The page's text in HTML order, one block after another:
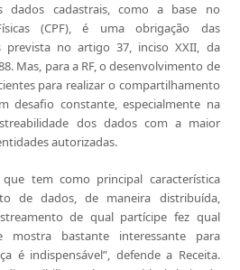
dados cadastrais, como a base no
(CPF), é uma obrigação das
prevista no artigo 37, inciso XXII, da
Mas, para a RF, o desenvolvimento de
para realizar o compartilhamento
desafio constante, especialmente na
dos dados com a maior
autorizadas.
que tem como principal característica
de dados, de maneira distribuída,
de qual partícipe fez qual
mostra bastante interessante para
é indispensável”, defende a Receita.